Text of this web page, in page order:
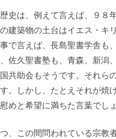
史は、例えて言えば、９
建築物の土台はイエス・キ
で言えば、長島聖書学舎も
佐久聖書塾も、青森、新潟
共助会もそうです。それら
。しかし、たとえそれが焼
めと希望に満ちた言葉でしょ
、この間問われている宗教